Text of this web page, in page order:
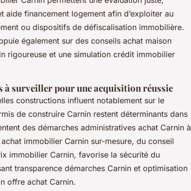
aide financement logement afin d’exploiter au
ou dispositifs de défiscalisation immobilière.
également sur des conseils achat maison
rigoureuse et une simulation crédit immobilier
à surveiller pour une acquisition réussie
constructions influent notablement sur le
de construire Carnin restent déterminants dans
des démarches administratives achat Carnin à
immobilier Carnin sur-mesure, du conseil
immobilier Carnin, favorise la sécurité du
transparence démarches Carnin et optimisation
offre achat Carnin.